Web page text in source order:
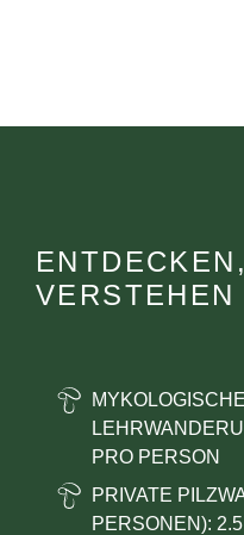
VERSTEHEN
PRO PERSON
PRIVATE
PERSONEN):